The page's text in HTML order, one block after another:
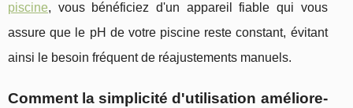
piscine, vous bénéficiez d'un appareil fiable qui vous
assure que le pH de votre piscine reste constant, évitant
ainsi le besoin fréquent de réajustements manuels.
Comment la simplicité d'utilisation améliore-